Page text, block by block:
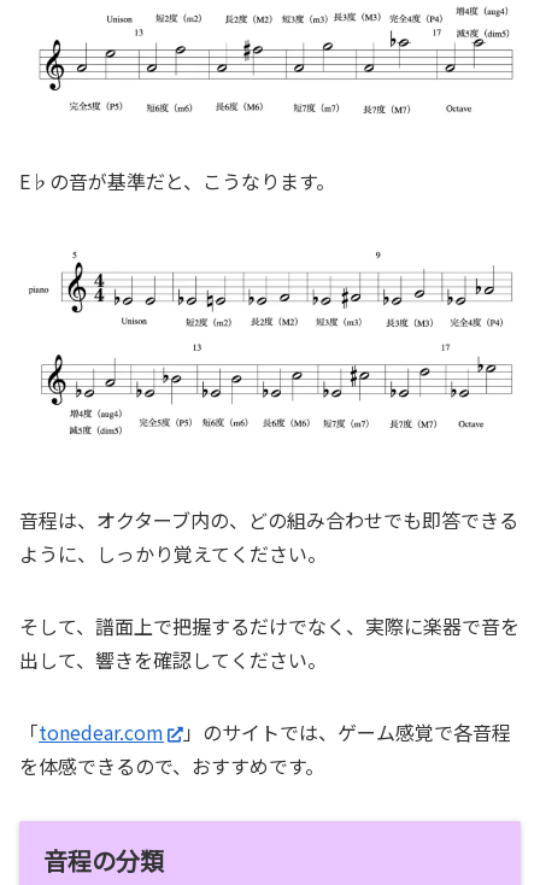
E♭の音が基準だと、こうなります。
音程は、オクターブ内の、どの組み合わせでも即答できる
ように、しっかり覚えてください。
そして、譜面上で把握するだけでなく、実際に楽器で音を
出して、響きを確認してください。
「tonedear.com
」のサイトでは、ゲーム感覚で各音程
を体感できるので、おすすめです。
音程の分類